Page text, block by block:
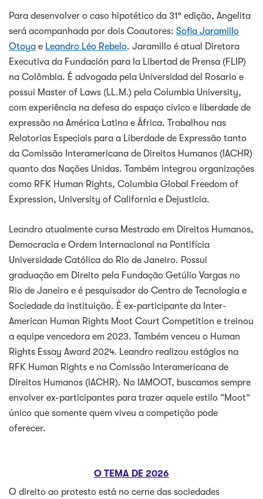
Para desenvolver o caso hipotético da 31ª edição, Angelita
será acompanhada por dois Coautores: Sofia Jaramillo
Otoya e Leandro Léo Rebelo. Jaramillo é atual Diretora
Executiva da Fundación para la Libertad de Prensa (FLIP)
na Colômbia. É advogada pela Universidad del Rosario e
possui Master of Laws (LL.M.) pela Columbia University,
com experiência na defesa do espaço cívico e liberdade de
expressão na América Latina e África. Trabalhou nas
Relatorias Especiais para a Liberdade de Expressão tanto
da Comissão Interamericana de Direitos Humanos (IACHR)
quanto das Nações Unidas. Também integrou organizações
como RFK Human Rights, Columbia Global Freedom of
Expression, University of California e Dejusticia.
Leandro atualmente cursa Mestrado em Direitos Humanos,
Democracia e Ordem Internacional na Pontifícia
Universidade Católica do Rio de Janeiro. Possui
graduação em Direito pela Fundação Getúlio Vargas no
Rio de Janeiro e é pesquisador do Centro de Tecnologia e
Sociedade da instituição. É ex-participante da Inter-
American Human Rights Moot Court Competition e treinou
a equipe vencedora em 2023. Também venceu o Human
Rights Essay Award 2024. Leandro realizou estágios na
RFK Human Rights e na Comissão Interamericana de
Direitos Humanos (IACHR). No IAMOOT, buscamos sempre
envolver ex-participantes para trazer aquele estilo “Moot”
único que somente quem viveu a competição pode
oferecer.
O TEMA DE 2026
O direito ao protesto está no cerne das sociedades